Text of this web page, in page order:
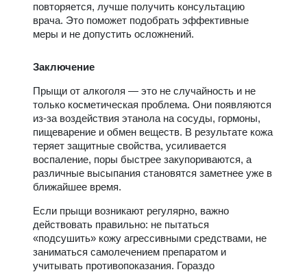
повторяется, лучше получить консультацию
врача. Это поможет подобрать эффективные
меры и не допустить осложнений.
Заключение
Прыщи от алкоголя — это не случайность и не
только косметическая проблема. Они появляются
из-за воздействия этанола на сосуды, гормоны,
пищеварение и обмен веществ. В результате кожа
теряет защитные свойства, усиливается
воспаление, поры быстрее закупориваются, а
различные высыпания становятся заметнее уже в
ближайшее время.
Если прыщи возникают регулярно, важно
действовать правильно: не пытаться
«подсушить» кожу агрессивными средствами, не
заниматься самолечением препаратом и
учитывать противопоказания. Гораздо